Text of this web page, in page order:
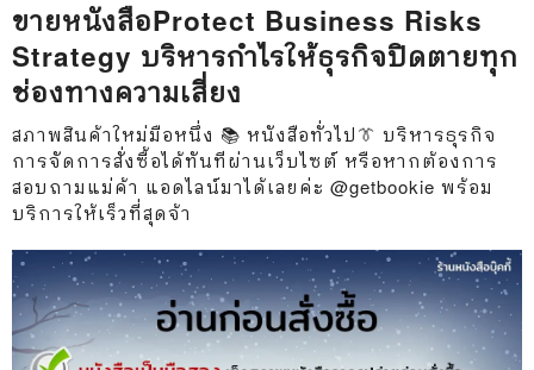
ขายหนังสือProtect Business Risks
Strategy บริหารกำไรให้ธุรกิจปิดตายทุก
ช่องทางความเสี่ยง
สภาพสินค้าใหม่มือหนึ่ง 📚 หนังสือทั่วไป👔 บริหารธุรกิจ
การจัดการสั่งซื้อได้ทันทีผ่านเว็บไซต์ หรือหากต้องการ
สอบถามแม่ค้า แอดไลน์มาได้เลยค่ะ @getbookie พร้อม
บริการให้เร็วที่สุดจ้า